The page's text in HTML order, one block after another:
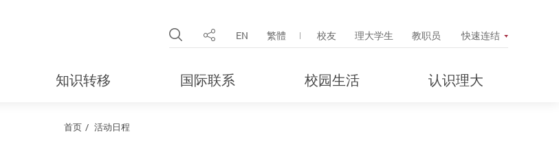
Open Site Search Popup
分享 EN 繁體 校友 理大学生 教职员 快速连结
知识转移 国际联系 校园生活 认识理大
首页 活动日程